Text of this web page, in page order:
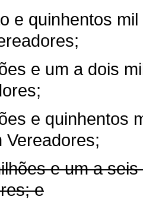
e quinhentos
e um a dois
e quinhentos
Vereadores;
e um a
e